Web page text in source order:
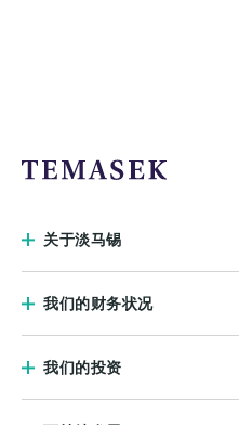
关于淡马锡
我们的财务状况
我们的投资